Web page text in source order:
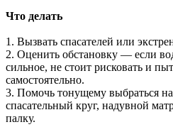
Лук, капуста и свекла: в
07.08.2026 | 19:11
В селе Усинское тушили крышу
07.08.2026 | 18:55
В облизбиркоме разыграли
политических партий в
07.08.2026 | 18:49
Исследование: россияне
Что делать
1. Вызвать спасателей или
2. Оценить обстановку — если
сильное, не стоит рисковать и
самостоятельно.
3. Помочь тонущему выбраться
спасательный круг, надувной
палку.